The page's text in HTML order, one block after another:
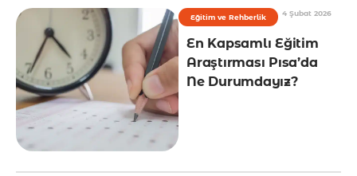
Eğitim ve Rehberlik 4 Şubat 2026
En Kapsamlı Eğitim
Araştırması Pısa’da
Ne Durumdayız?